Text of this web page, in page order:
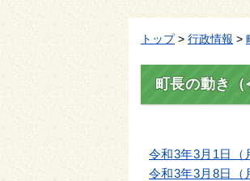
トップ> 行政情報 >
町長の動き（
令和3年3月1日（
令和3年3月8日（